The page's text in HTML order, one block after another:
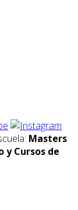
Masters
y Cursos de